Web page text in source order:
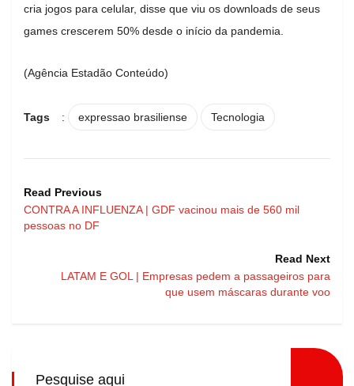
cria jogos para celular, disse que viu os downloads de seus
games crescerem 50% desde o início da pandemia.
(Agência Estadão Conteúdo)
Tags : expressao brasiliense Tecnologia
Read Previous
CONTRA A INFLUENZA | GDF vacinou mais de 560 mil
pessoas no DF
Read Next
LATAM E GOL | Empresas pedem a passageiros para
que usem máscaras durante voo
Pesquise aqui